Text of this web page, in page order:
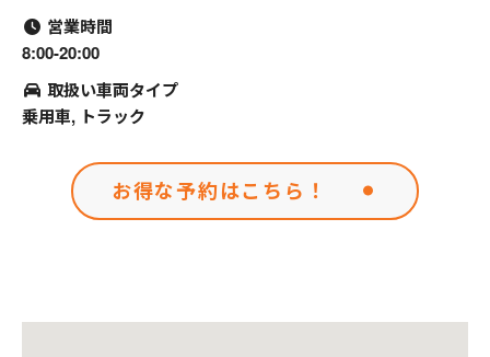
営業時間
8:00-20:00
取扱い車両タイプ
乗用車, トラック
お得な予約はこちら！